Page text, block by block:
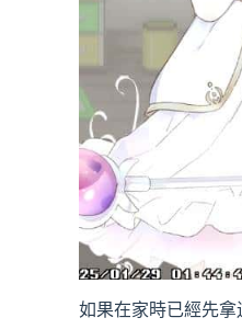
如果在家時已經先